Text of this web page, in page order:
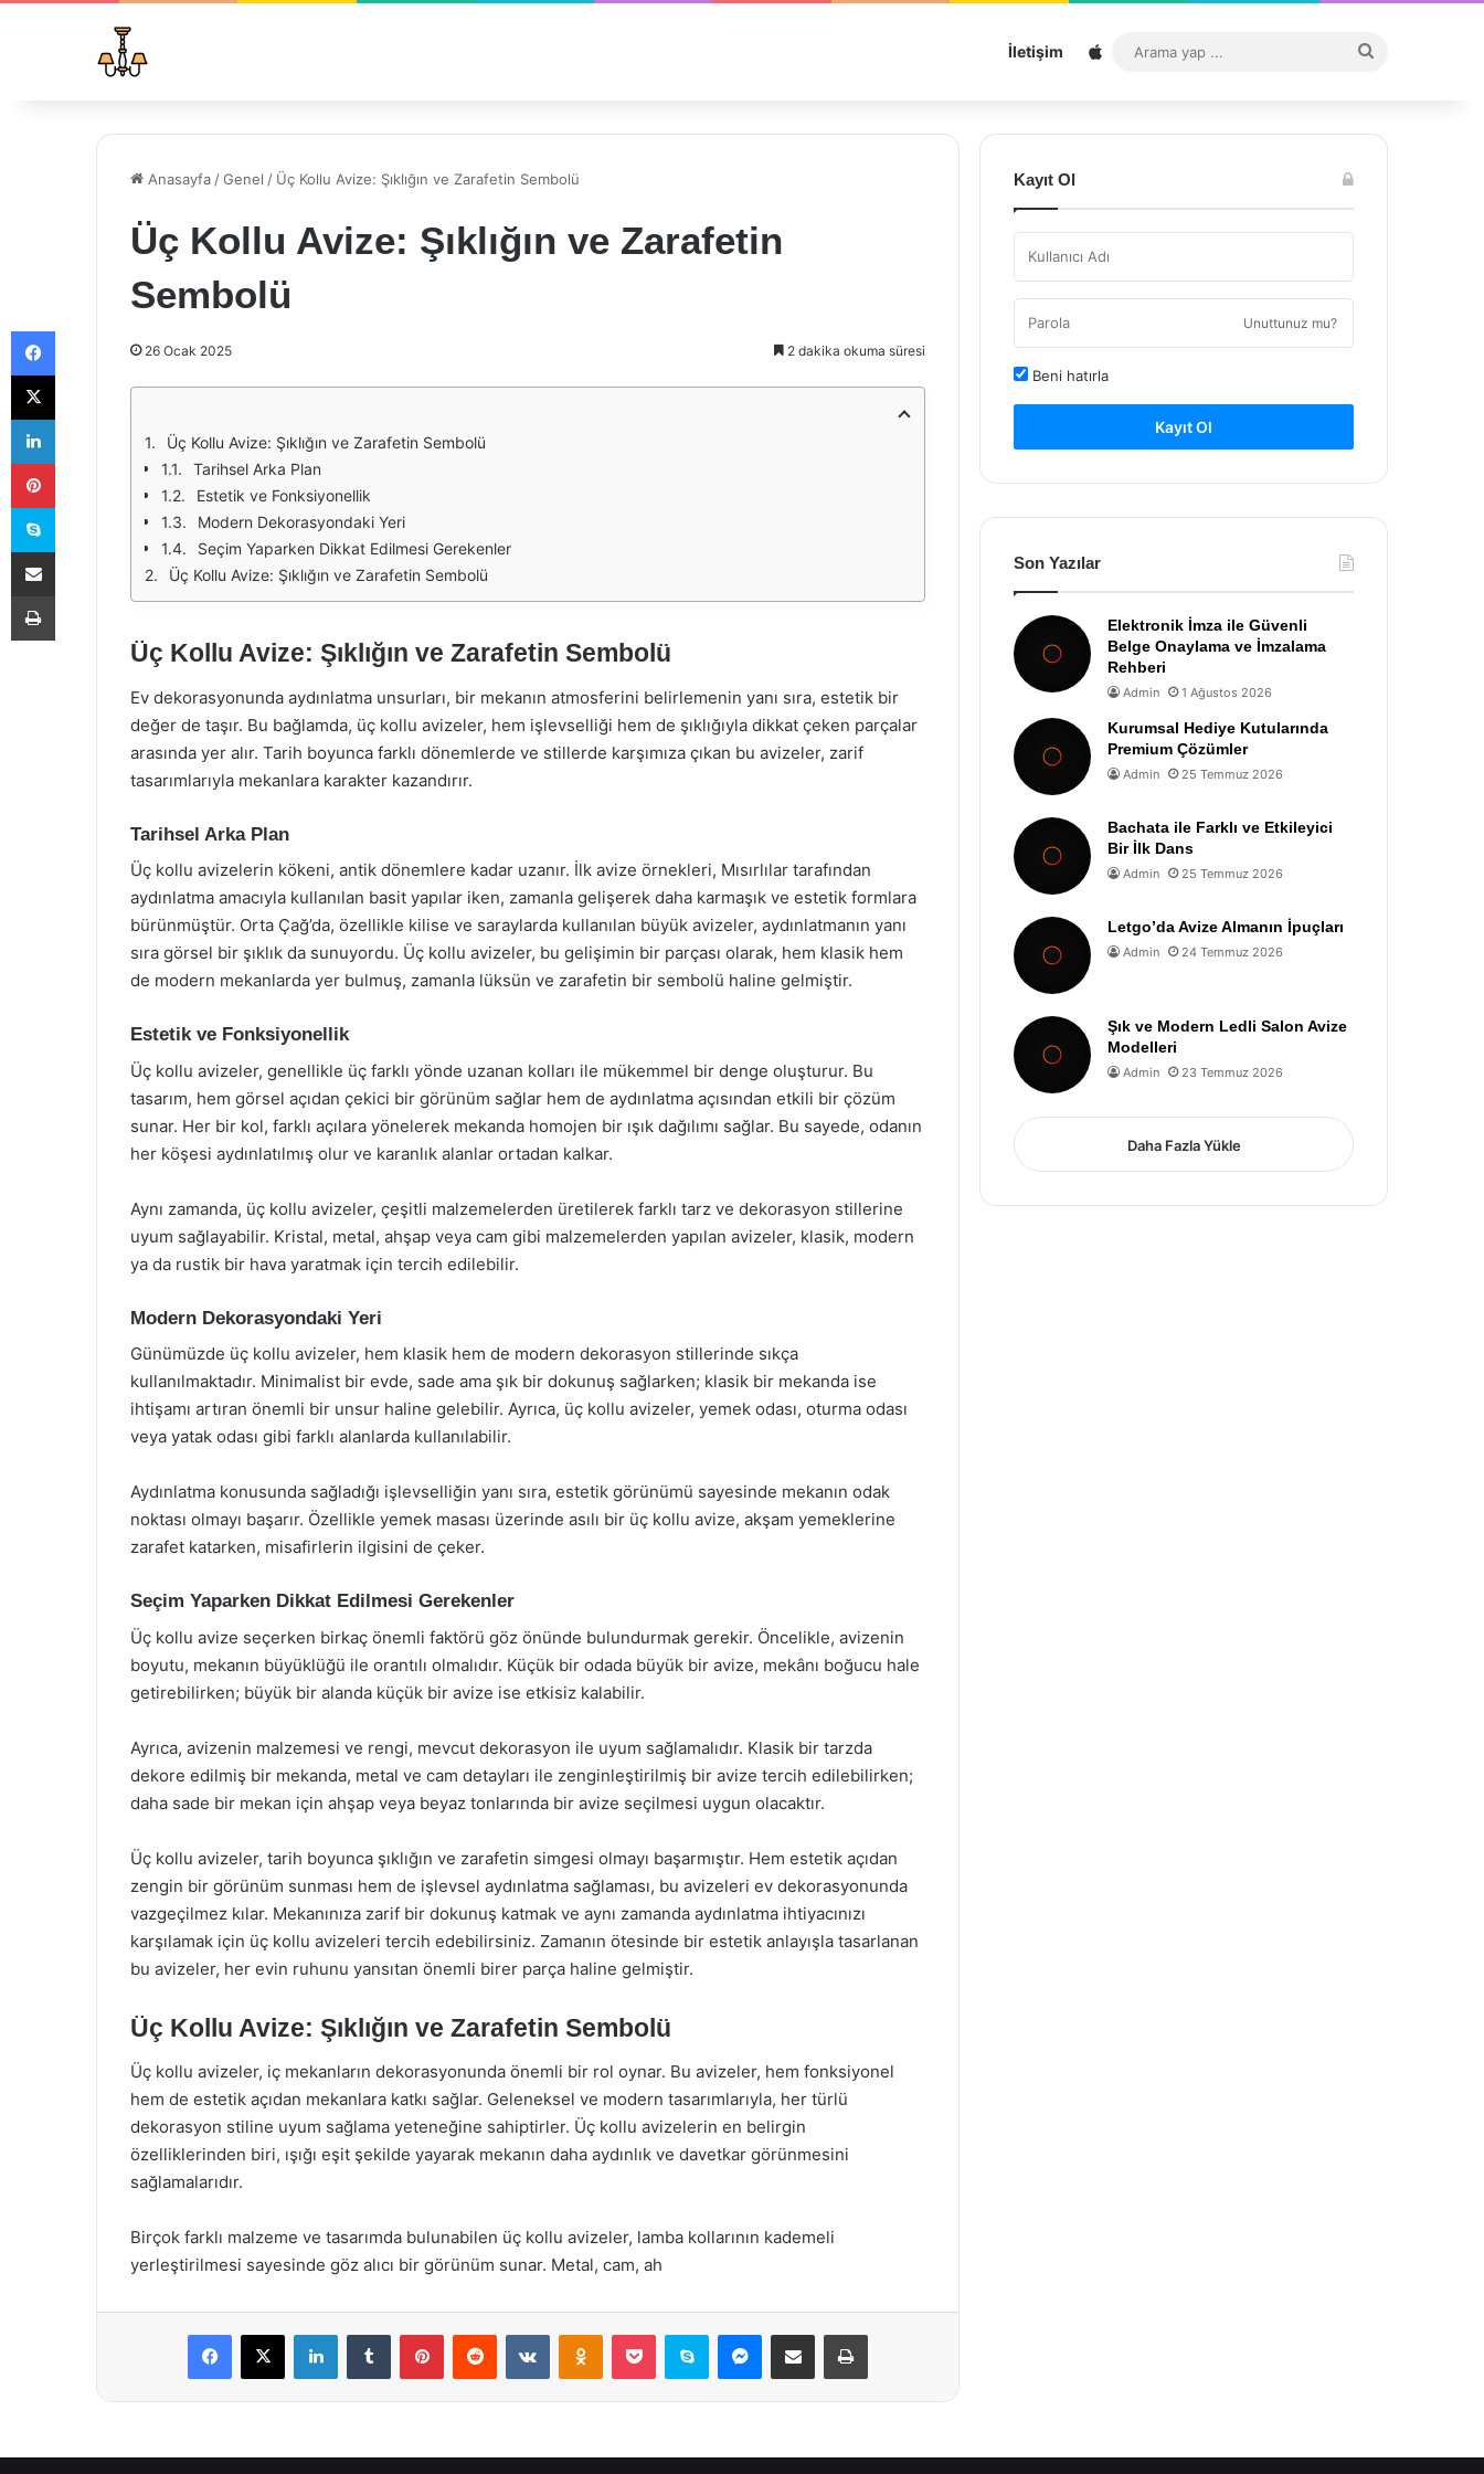
İletişim Sitemap
...
Anasayfa /Genel / Üç Kollu Avize: Şıklığın ve Zarafetin Sembolü
Üç Kollu Avize: Şıklığın ve Zarafetin
Sembolü
26 Ocak 2025 2 dakika okuma süresi
Üç Kollu Avize: Şıklığın ve Zarafetin Sembolü
Tarihsel Arka Plan
Estetik ve Fonksiyonellik
Modern Dekorasyondaki Yeri
Seçim Yaparken Dikkat Edilmesi Gerekenler
Üç Kollu Avize: Şıklığın ve Zarafetin Sembolü
Üç Kollu Avize: Şıklığın ve Zarafetin Sembolü
Ev dekorasyonunda aydınlatma unsurları, bir mekanın atmosferini belirlemenin yanı sıra, estetik bir
değer de taşır. Bu bağlamda, üç kollu avizeler, hem işlevselliği hem de şıklığıyla dikkat çeken parçalar
arasında yer alır. Tarih boyunca farklı dönemlerde ve stillerde karşımıza çıkan bu avizeler, zarif
tasarımlarıyla mekanlara karakter kazandırır.
Tarihsel Arka Plan
Üç kollu avizelerin kökeni, antik dönemlere kadar uzanır. İlk avize örnekleri, Mısırlılar tarafından
aydınlatma amacıyla kullanılan basit yapılar iken, zamanla gelişerek daha karmaşık ve estetik formlara
bürünmüştür. Orta Çağ’da, özellikle kilise ve saraylarda kullanılan büyük avizeler, aydınlatmanın yanı
sıra görsel bir şıklık da sunuyordu. Üç kollu avizeler, bu gelişimin bir parçası olarak, hem klasik hem
de modern mekanlarda yer bulmuş, zamanla lüksün ve zarafetin bir sembolü haline gelmiştir.
Estetik ve Fonksiyonellik
Üç kollu avizeler, genellikle üç farklı yönde uzanan kolları ile mükemmel bir denge oluşturur. Bu
tasarım, hem görsel açıdan çekici bir görünüm sağlar hem de aydınlatma açısından etkili bir çözüm
sunar. Her bir kol, farklı açılara yönelerek mekanda homojen bir ışık dağılımı sağlar. Bu sayede, odanın
her köşesi aydınlatılmış olur ve karanlık alanlar ortadan kalkar.
Aynı zamanda, üç kollu avizeler, çeşitli malzemelerden üretilerek farklı tarz ve dekorasyon stillerine
uyum sağlayabilir. Kristal, metal, ahşap veya cam gibi malzemelerden yapılan avizeler, klasik, modern
ya da rustik bir hava yaratmak için tercih edilebilir.
Modern Dekorasyondaki Yeri
Günümüzde üç kollu avizeler, hem klasik hem de modern dekorasyon stillerinde sıkça
kullanılmaktadır. Minimalist bir evde, sade ama şık bir dokunuş sağlarken; klasik bir mekanda ise
ihtişamı artıran önemli bir unsur haline gelebilir. Ayrıca, üç kollu avizeler, yemek odası, oturma odası
veya yatak odası gibi farklı alanlarda kullanılabilir.
Aydınlatma konusunda sağladığı işlevselliğin yanı sıra, estetik görünümü sayesinde mekanın odak
noktası olmayı başarır. Özellikle yemek masası üzerinde asılı bir üç kollu avize, akşam yemeklerine
zarafet katarken, misafirlerin ilgisini de çeker.
Seçim Yaparken Dikkat Edilmesi Gerekenler
Üç kollu avize seçerken birkaç önemli faktörü göz önünde bulundurmak gerekir. Öncelikle, avizenin
boyutu, mekanın büyüklüğü ile orantılı olmalıdır. Küçük bir odada büyük bir avize, mekânı boğucu hale
getirebilirken; büyük bir alanda küçük bir avize ise etkisiz kalabilir.
Ayrıca, avizenin malzemesi ve rengi, mevcut dekorasyon ile uyum sağlamalıdır. Klasik bir tarzda
dekore edilmiş bir mekanda, metal ve cam detayları ile zenginleştirilmiş bir avize tercih edilebilirken;
daha sade bir mekan için ahşap veya beyaz tonlarında bir avize seçilmesi uygun olacaktır.
Üç kollu avizeler, tarih boyunca şıklığın ve zarafetin simgesi olmayı başarmıştır. Hem estetik açıdan
zengin bir görünüm sunması hem de işlevsel aydınlatma sağlaması, bu avizeleri ev dekorasyonunda
vazgeçilmez kılar. Mekanınıza zarif bir dokunuş katmak ve aynı zamanda aydınlatma ihtiyacınızı
karşılamak için üç kollu avizeleri tercih edebilirsiniz. Zamanın ötesinde bir estetik anlayışla tasarlanan
bu avizeler, her evin ruhunu yansıtan önemli birer parça haline gelmiştir.
Üç Kollu Avize: Şıklığın ve Zarafetin Sembolü
Üç kollu avizeler, iç mekanların dekorasyonunda önemli bir rol oynar. Bu avizeler, hem fonksiyonel
hem de estetik açıdan mekanlara katkı sağlar. Geleneksel ve modern tasarımlarıyla, her türlü
dekorasyon stiline uyum sağlama yeteneğine sahiptirler. Üç kollu avizelerin en belirgin
özelliklerinden biri, ışığı eşit şekilde yayarak mekanın daha aydınlık ve davetkar görünmesini
sağlamalarıdır.
Birçok farklı malzeme ve tasarımda bulunabilen üç kollu avizeler, lamba kollarının kademeli
yerleştirilmesi sayesinde göz alıcı bir görünüm sunar. Metal, cam, ah
Facebook
X LinkedInTumblr PinterestReddit VKontakteOdnoklassniki
Pocket Skype Messenger
E-Posta ile paylaş Yazdır
Kayıt Ol
Unuttunuz mu?
Beni hatırla
Kayıt Ol
Son Yazılar
Elektronik İmza ile Güvenli
Belge Onaylama ve İmzalama
Rehberi
Admin 1 Ağustos 2026
Kurumsal Hediye Kutularında
Premium Çözümler
Admin 25 Temmuz 2026
Bachata ile Farklı ve Etkileyici
Bir İlk Dans
Admin 25 Temmuz 2026
Letgo’da Avize Almanın İpuçları
Admin 24 Temmuz 2026
Şık ve Modern Ledli Salon Avize
Modelleri
Admin 23 Temmuz 2026
Daha Fazla Yükle
Facebook
X
LinkedIn
Pinterest
Skype
E-Posta ile paylaş